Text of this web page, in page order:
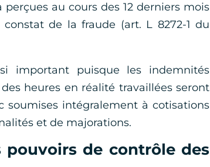
au cours des 12 derniers mois
de la fraude (art. L 8272-1 du
important puisque les indemnités
heures en réalité travaillées seront
soumises intégralement à cotisations
et de majorations.
pouvoirs de contrôle des